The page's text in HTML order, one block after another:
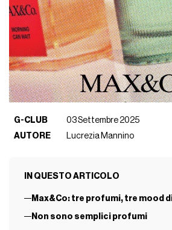
G-CLUB
03 Settembre 2025
AUTORE
Lucrezia Mannino
IN QUESTO ARTICOLO
Max&Co: tre profumi, tre mood
Non sono semplici profumi